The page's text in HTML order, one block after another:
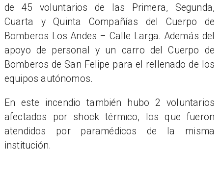
de 45 voluntarios de las Primera, Segunda,
Cuarta y Quinta Compañías del Cuerpo de
Bomberos Los Andes – Calle Larga. Además del
apoyo de personal y un carro del Cuerpo de
Bomberos de San Felipe para el rellenado de los
equipos autónomos.
En este incendio también hubo 2 voluntarios
afectados por shock térmico, los que fueron
atendidos por paramédicos de la misma
institución.